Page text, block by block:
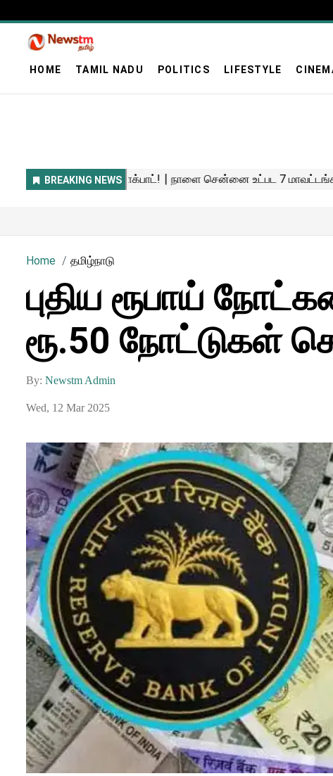
HOME TAMIL NADU POLITICS LIFESTYLE
Home தமிழ்நாடு
புதிய ரூபாய்
ரூ.50 நோட்டுகள்
By: Newstm Admin
Wed, 12 Mar 2025